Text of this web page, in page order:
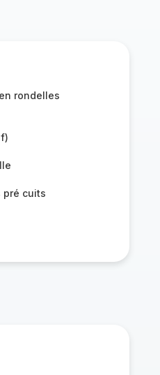
rondelles
pré cuits